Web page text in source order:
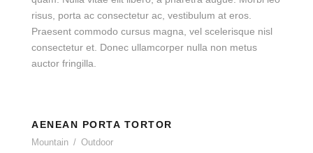
risus, porta ac consectetur ac, vestibulum at eros.
Praesent commodo cursus magna, vel scelerisque nisl
consectetur et. Donec ullamcorper nulla non metus
auctor fringilla.
AENEAN PORTA TORTOR
Mountain / Outdoor